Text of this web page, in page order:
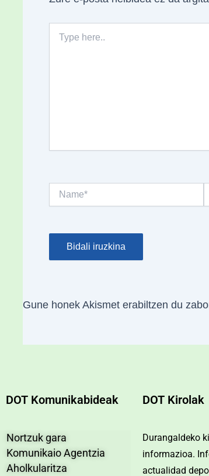
here..
Name*
Gune honek Akismet erabiltzen du
DOT Komunikabideak
Nortzuk gara
Komunikaio Agentzia
Aholkularitza
DOT Kirolak
Durangaldeko
informazioa.
actualidad